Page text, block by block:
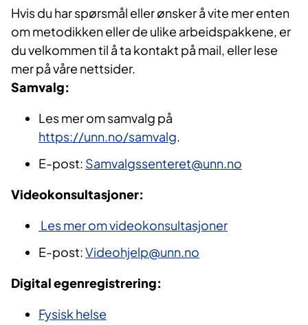
Hvis du har spørsmål eller ønsker å vite mer enten
om metodikken eller de ulike arbeidspakkene, er
du velkommen til å ta kontakt på mail, eller lese
mer på våre nettsider.
Samvalg:
Les mer om samvalg på
https://unn.no/samvalg.
E-post: Samvalgssenteret@unn.no
Videokonsultasjoner:
Les mer om videokonsultasjoner
E-post:Videohjelp@unn.no
Digital egenregistrering:
Fysisk helse